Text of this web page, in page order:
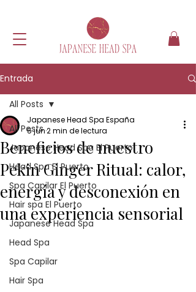
Entrada
All Posts
Japanese Head Spa El Puerto
Head Spa El Puerto
Spa Capilar El Puerto
Hair spa El Puerto
Japanese Head Spa
Head Spa
Spa Capilar
Hair Spa
All Posts
Beneficios de nuestro
Pekin Ginger Ritual: calor,
energía y desconexión en
una experiencia sensorial
Japanese Head Spa España
5 jun2 min de lectura